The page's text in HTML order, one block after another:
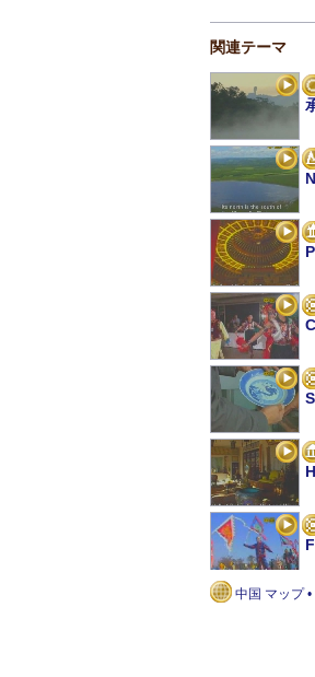
関連テーマ
中国 マップ